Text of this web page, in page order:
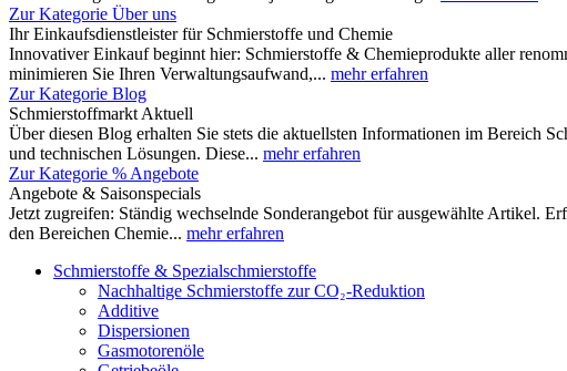
Zur Kategorie Über uns
Ihr Einkaufsdienstleister für Schmierstoffe und Chemie
Innovativer Einkauf beginnt hier: Schmierstoffe & Chemieprodukte aller
minimieren Sie Ihren Verwaltungsaufwand,... mehr erfahren
Zur Kategorie Blog
Schmierstoffmarkt Aktuell
Über diesen Blog erhalten Sie stets die aktuellsten Informationen im Bereich
und technischen Lösungen. Diese... mehr erfahren
Zur Kategorie % Angebote
Angebote & Saisonspecials
Jetzt zugreifen: Ständig wechselnde Sonderangebot für ausgewählte Artikel.
den Bereichen Chemie... mehr erfahren
Schmierstoffe & Spezialschmierstoffe
Nachhaltige Schmierstoffe zur CO₂-Reduktion
Additive
Dispersionen
Gasmotorenöle